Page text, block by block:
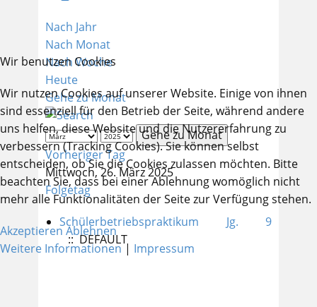
Nach Jahr
Nach Monat
Nach Woche
Heute
Gehe zu Monat
Gehe zu Monat
Vorheriger Tag
Mittwoch, 26. März 2025
Folgetag
Schülerbetriebspraktikum Jg. 9
:: DEFAULT
Wir benutzen Cookies
Wir nutzen Cookies auf unserer Website. Einige von ihnen
sind essenziell für den Betrieb der Seite, während andere
uns helfen, diese Website und die Nutzererfahrung zu
verbessern (Tracking Cookies). Sie können selbst
entscheiden, ob Sie die Cookies zulassen möchten. Bitte
beachten Sie, dass bei einer Ablehnung womöglich nicht
mehr alle Funktionalitäten der Seite zur Verfügung stehen.
AkzeptierenAblehnen
Weitere Informationen| Impressum